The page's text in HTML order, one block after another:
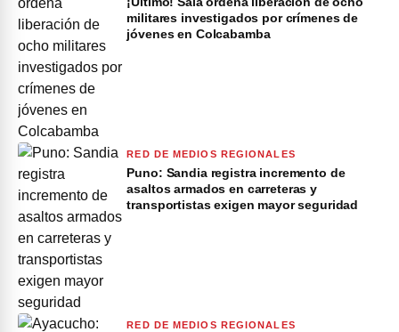
militares investigados por crímenes de
jóvenes en Colcabamba
RED DE MEDIOS REGIONALES
Puno: Sandia registra incremento de
asaltos armados en carreteras y
transportistas exigen mayor seguridad
RED DE MEDIOS REGIONALES